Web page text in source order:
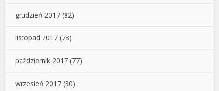
grudzień 2017 (82)
listopad 2017 (78)
październik 2017 (77)
wrzesień 2017 (80)